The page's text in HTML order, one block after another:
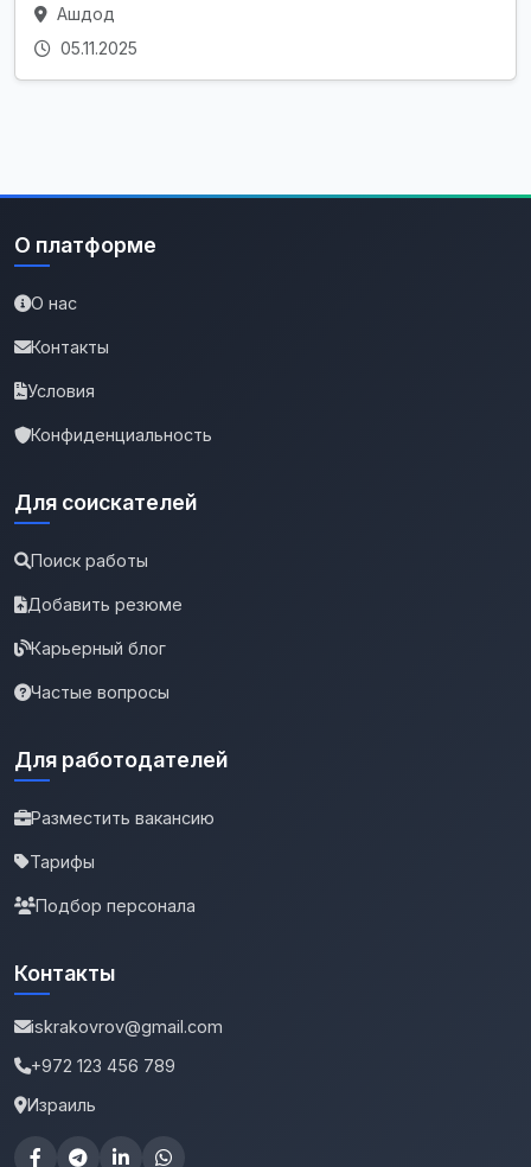
Ашдод
05.11.2025
О платформе
О нас
Контакты
Условия
Конфиденциальность
Для соискателей
Поиск работы
Добавить резюме
Карьерный блог
Частые вопросы
Для работодателей
Разместить вакансию
Тарифы
Подбор персонала
Контакты
iskrakovrov@gmail.com
+972 123 456 789
Израиль